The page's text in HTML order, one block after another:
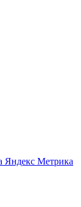
Яндекс Метрика